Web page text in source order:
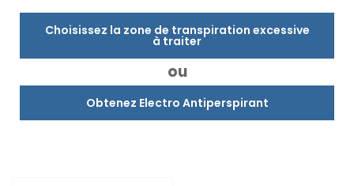
Choisissez la zone de transpiration excessive
à traiter
ou
Obtenez Electro Antiperspirant